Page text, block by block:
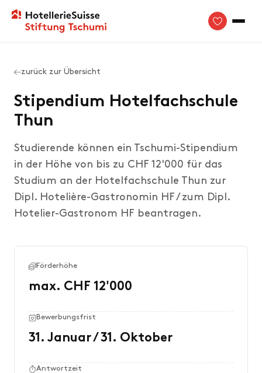
zurück zur Übersicht
Stipendium Hotelfachschule
Thun
Studierende können ein Tschumi-Stipendium
in der Höhe von bis zu CHF 12'000 für das
Studium an der Hotelfachschule Thun zur
Dipl. Hotelière-Gastronomin HF / zum Dipl.
Hotelier-Gastronom HF beantragen.
Förderhöhe
max. CHF 12'000
Bewerbungsfrist
31. Januar / 31. Oktober
Antwortzeit